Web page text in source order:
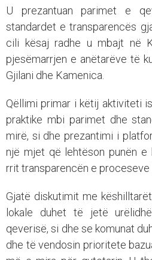
U prezantuan parimet e
standardet e transparencës
cili kësaj radhe u mbajt në
pjesëmarrjen e anëtarëve të
Gjilani dhe Kamenica.
Qëllimi primar i këtij aktiviteti
praktike mbi parimet dhe
mirë, si dhe prezantimi i
një mjet që lehtëson punën e
rrit transparencën e proceseve
Gjatë diskutimit me
lokale duhet të jetë
qeverisë, si dhe se komunat
dhe të vendosin prioritete